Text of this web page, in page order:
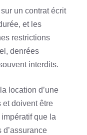
un contrat écrit
et les
restrictions
denrées
interdits.
location d’une
et doivent être
que la